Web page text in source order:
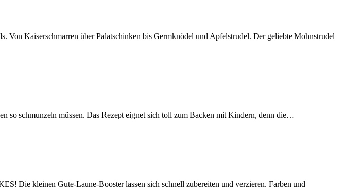
Von Kaiserschmarren über Palatschinken bis Germknödel und Apfelstrudel. Der geliebte Mohnstrudel
so schmunzeln müssen. Das Rezept eignet sich toll zum Backen mit Kindern, denn die…
Die kleinen Gute-Laune-Booster lassen sich schnell zubereiten und verzieren. Farben und